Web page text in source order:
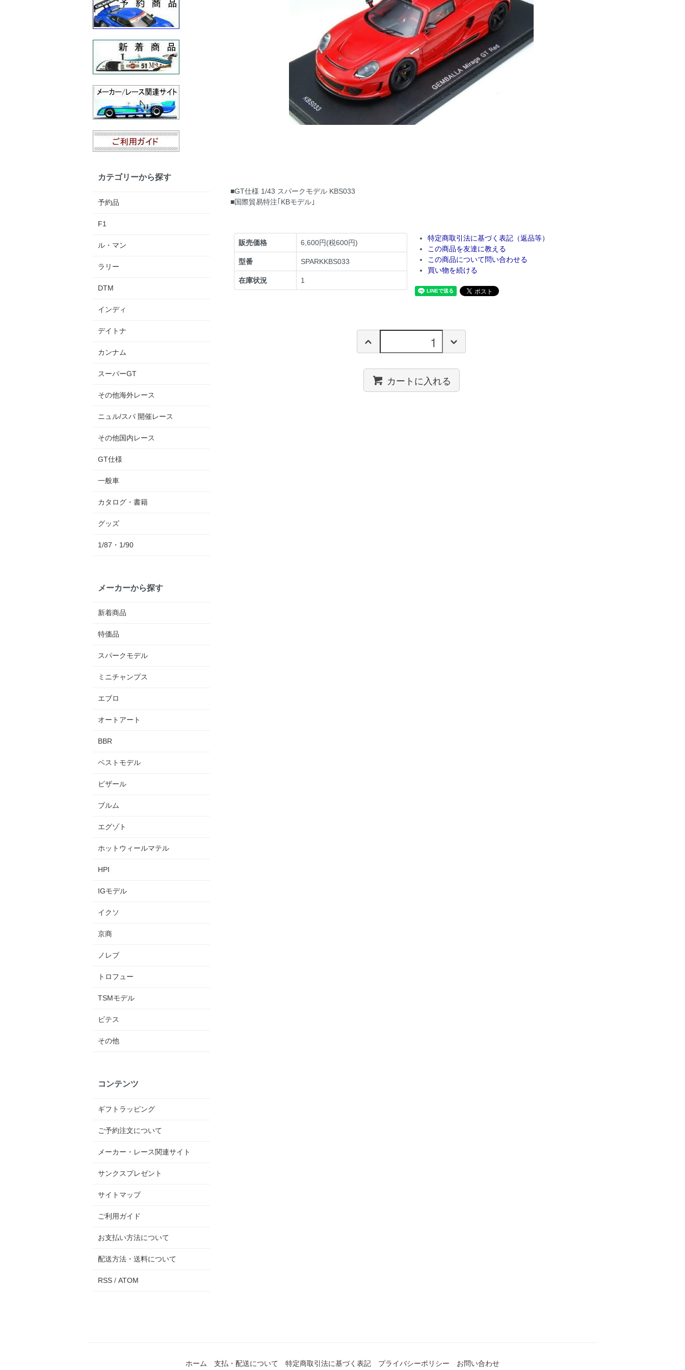
■GT仕様 1/43 スパークモデル KBS033
■国際貿易特注｢KBモデル｣
販売価格 6,600円(税600円)
型番 SPARKKBS033
在庫状況 1
特定商取引法に基づく表記（返品等）
この商品を友達に教える
この商品について問い合わせる
買い物を続ける
カートに入れる
カテゴリーから探す
予約品
F1
ル・マン
ラリー
DTM
インディ
デイトナ
カンナム
スーパーGT
その他海外レース
ニュル/スパ 開催レース
その他国内レース
GT仕様
一般車
カタログ・書籍
グッズ
1/87・1/90
メーカーから探す
新着商品
特価品
スパークモデル
ミニチャンプス
エブロ
オートアート
BBR
ベストモデル
ビザール
ブルム
エグゾト
ホットウィールマテル
HPI
IGモデル
イクソ
京商
ノレブ
トロフュー
TSMモデル
ビテス
その他
コンテンツ
ギフトラッピング
ご予約注文について
メーカー・レース関連サイト
サンクスプレゼント
サイトマップ
ご利用ガイド
お支払い方法について
配送方法・送料について
RSS / ATOM
ホーム 支払・配送について 特定商取引法に基づく表記 プライバシーポリシー お問い合わせ